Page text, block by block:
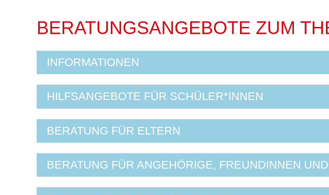
BERATUNGSANGEBOTE ZUM
INFORMATIONEN
HILFSANGEBOTE FÜR SCHÜLER*INNEN
BERATUNG FÜR ELTERN
BERATUNG FÜR ANGEHÖRIGE, FREUNDINNEN